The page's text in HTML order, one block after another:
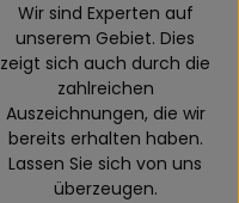
Wir sind Experten auf
unserem Gebiet. Dies
zeigt sich auch durch die
zahlreichen
Auszeichnungen, die wir
bereits erhalten haben.
Lassen Sie sich von uns
überzeugen.